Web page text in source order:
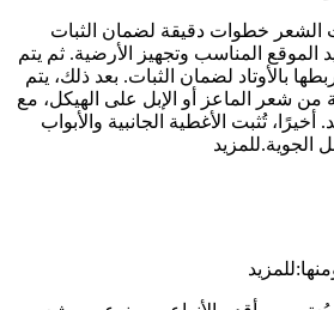
الشعر خطوات دقيقة لضمان الثبات
الموقع المناسب وتجهيز الأرضية. ثم يتم
بالأوتاد لضمان الثبات. بعد ذلك، يتم
شعر الماعز أو الإبل على الهيكل، مع
تُثبت الأغطية الجانبية والأبواب
الجوية.للمزيد